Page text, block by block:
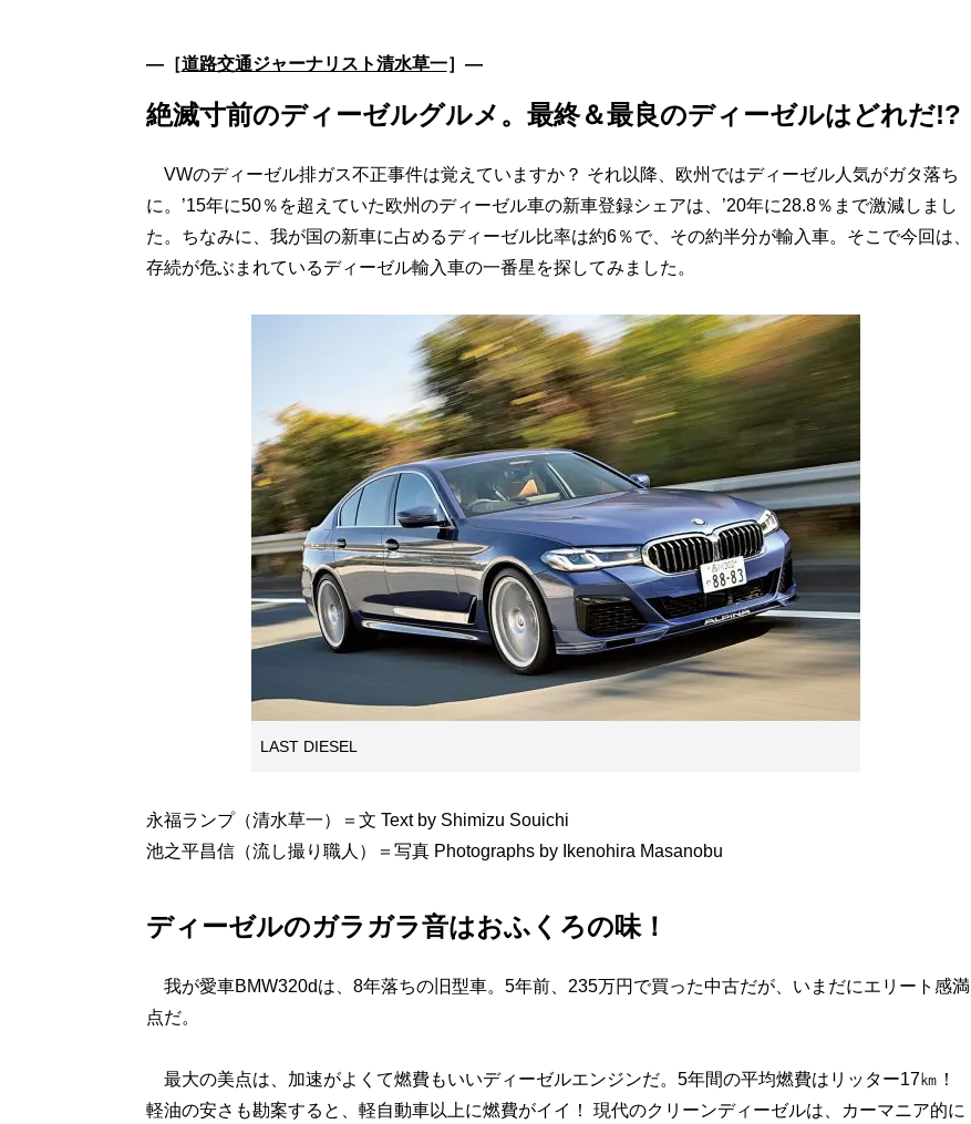
―［道路交通ジャーナリスト清水草一］―
絶滅寸前のディーゼルグルメ。最終＆最良のディーゼルはどれだ!?
VWのディーゼル排ガス不正事件は覚えていますか？ それ以降、欧州ではディーゼル人気がガタ落ち
に。’15年に50％を超えていた欧州のディーゼル車の新車登録シェアは、’20年に28.8％まで激減しまし
た。ちなみに、我が国の新車に占めるディーゼル比率は約6％で、その約半分が輸入車。そこで今回は、
存続が危ぶまれているディーゼル輸入車の一番星を探してみました。
LAST DIESEL
永福ランプ（清水草一）＝文 Text by Shimizu Souichi
池之平昌信（流し撮り職人）＝写真 Photographs by Ikenohira Masanobu
ディーゼルのガラガラ音はおふくろの味！
我が愛車BMW320dは、8年落ちの旧型車。5年前、235万円で買った中古だが、いまだにエリート感満
点だ。
最大の美点は、加速がよくて燃費もいいディーゼルエンジンだ。5年間の平均燃費はリッター17㎞！
軽油の安さも勘案すると、軽自動車以上に燃費がイイ！ 現代のクリーンディーゼルは、カーマニア的に